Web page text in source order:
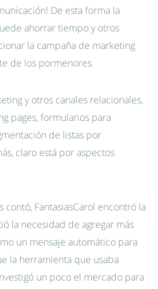
De esta forma la
ahorrar tiempo y otros
la campaña de marketing
de los pormenores.
y otros canales relacionales,
pages, formularios para
de listas por
claro está por aspectos
FantasiasCarol encontró la
la necesidad de agregar más
un mensaje automático para
la herramienta que usaba
un poco el mercado para